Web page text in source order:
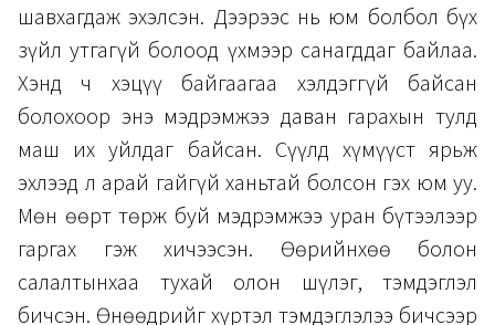
шавхагдаж эхэлсэн. Дээрээс нь юм болбол бүх
зүйл утгагүй болоод үхмээр санагддаг байлаа.
Хэнд ч хэцүү байгаагаа хэлдэггүй байсан
болохоор энэ мэдрэмжээ даван гарахын тулд
маш их уйлдаг байсан. Сүүлд хүмүүст ярьж
эхлээд л арай гайгүй ханьтай болсон гэх юм уу.
Мөн өөрт төрж буй мэдрэмжээ уран бүтээлээр
гаргах гэж хичээсэн. Өөрийнхөө болон
салалтынхаа тухай олон шүлэг, тэмдэглэл
бичсэн. Өнөөдрийг хүртэл тэмдэглэлээ бичсээр